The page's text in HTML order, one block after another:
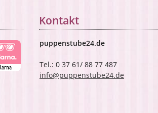
Kontakt
puppenstube24.de
Tel.: 0 37 61/ 88 77 487
info@puppenstube24.de